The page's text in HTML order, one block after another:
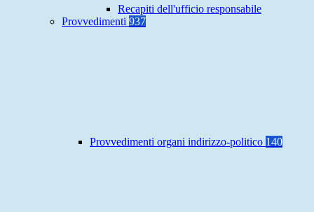
Recapiti dell'ufficio responsabile
Provvedimenti 937
Provvedimenti organi indirizzo-politico 140